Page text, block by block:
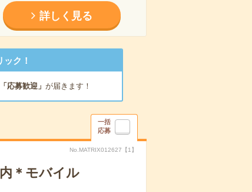
詳しく見る
ク！
応募歓迎」 が届きます！
一括
応募
No.MATRIX012627【1】
＊モバイル